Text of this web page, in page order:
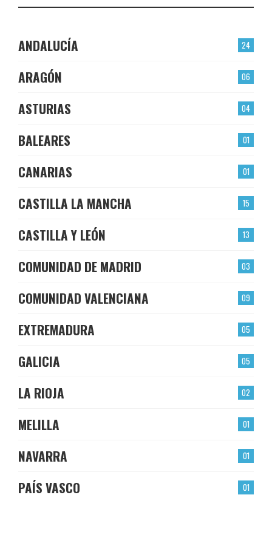
24
ANDALUCÍA
06
ARAGÓN
04
ASTURIAS
01
BALEARES
01
CANARIAS
15
CASTILLA LA MANCHA
13
CASTILLA Y LEÓN
03
COMUNIDAD DE MADRID
09
COMUNIDAD VALENCIANA
05
EXTREMADURA
05
GALICIA
02
LA RIOJA
01
MELILLA
01
NAVARRA
01
PAÍS VASCO